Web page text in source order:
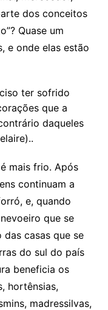
dos conceitos
Quase um
e onde elas estão
ter sofrido
que a
daqueles
mais frio. Após
continuam a
e, quando
que se
das casas que se
do sul do país
beneficia os
hortênsias,
madressilvas,